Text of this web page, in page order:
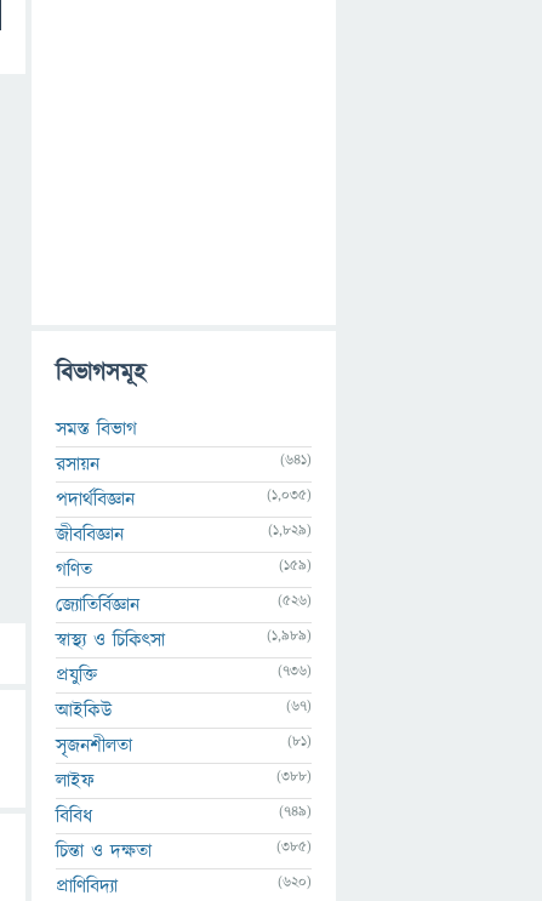
বিভাগসমূহ
সমস্ত বিভাগ
রসায়ন
(641)
পদার্থবিজ্ঞান (1,035)
জীববিজ্ঞান (1,829)
গণিত (159)
জ্যোতির্বিজ্ঞান (526)
স্বাস্থ্য ও চিকিৎসা (1,989)
প্রযুক্তি (736)
আইকিউ (67)
সৃজনশীলতা (81)
লাইফ (388)
বিবিধ (749)
চিন্তা ও দক্ষতা (385)
প্রাণিবিদ্যা (620)